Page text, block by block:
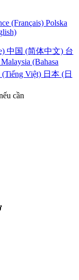
(Français) Polska
中国 (简体中文) 台
Malaysia (Bahasa
Việt) 日本 (日
cần